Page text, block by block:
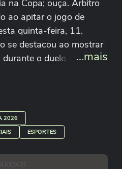
na Copa; ouça. Árbitro
ao apitar o jogo de
quinta-feira, 11.
se destacou ao mostrar
o duelo. O
grupo. Carl
...mais
2026
ESPORTES